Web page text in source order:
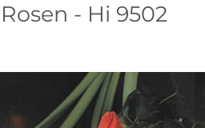
- Hi 9502